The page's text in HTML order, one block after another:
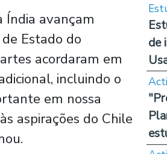
Índia avançam
Estado do
acordaram em
incluindo o
em nossa
aspirações do Chile
de